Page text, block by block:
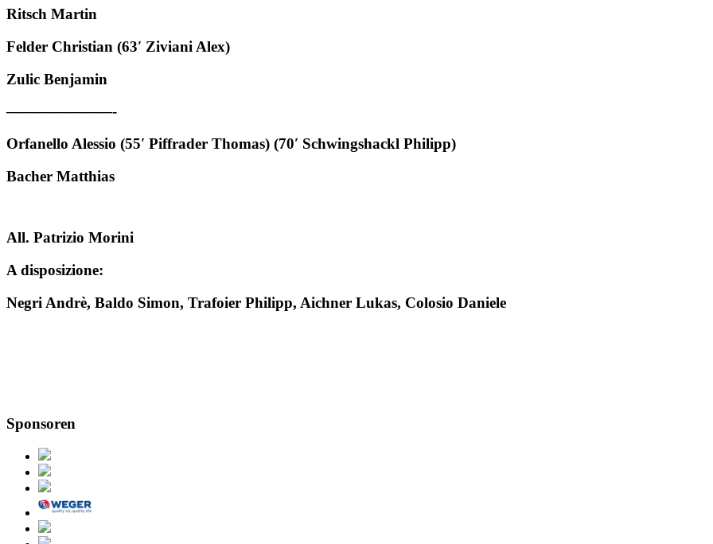
Ritsch Martin
Felder Christian (63′ Ziviani Alex)
Zulic Benjamin
———————-
Orfanello Alessio (55′ Piffrader Thomas) (70′ Schwingshackl Philipp)
Bacher Matthias
All. Patrizio Morini
A disposizione:
Negri Andrè, Baldo Simon, Trafoier Philipp, Aichner Lukas, Colosio Daniele
Sponsoren